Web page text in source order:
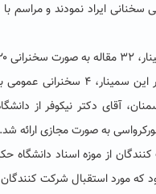
سخنانی ایراد نمودند و مراسم
مجازی در روز پنجشنبه
آقای دکتر نیکوفر از
به صورت مجازی ارائه شد.
از موزه اسناد
که مورد استقبال شرکت